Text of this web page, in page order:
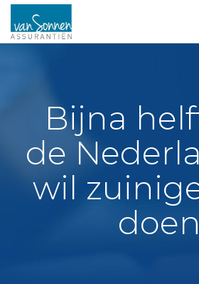
Bijna
de
wil
doen